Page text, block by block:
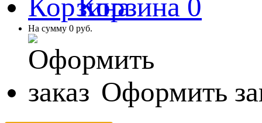
Корзина 0
На сумму 0 руб.
Оформить